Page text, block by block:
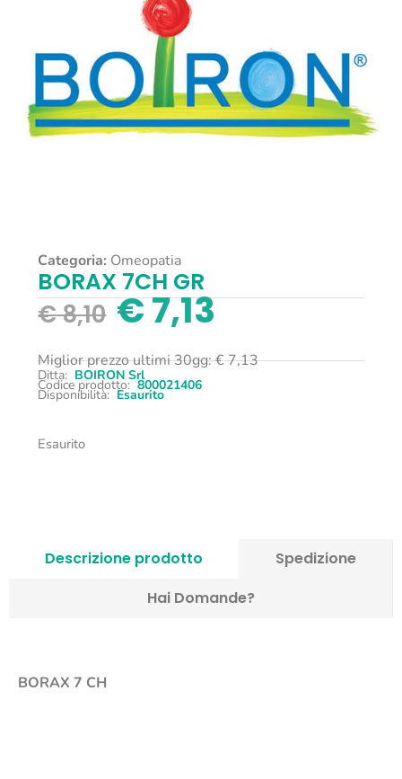
Categoria: Omeopatia
BORAX 7CH GR
€8,10 €7,13
Miglior prezzo ultimi 30gg:€7,13
Ditta: BOIRON Srl
Codice prodotto: 800021406
Disponibilità: Esaurito
Esaurito
Descrizione prodotto
Spedizione
Hai Domande?
BORAX 7 CH